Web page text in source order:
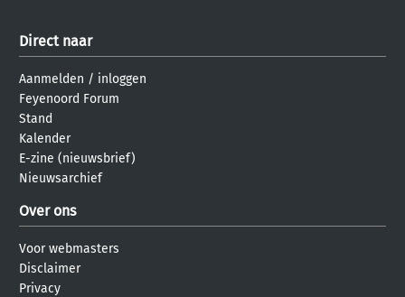
Direct naar
Aanmelden / inloggen
Feyenoord Forum
Stand
Kalender
E-zine (nieuwsbrief)
Nieuwsarchief
Over ons
Voor webmasters
Disclaimer
Privacy